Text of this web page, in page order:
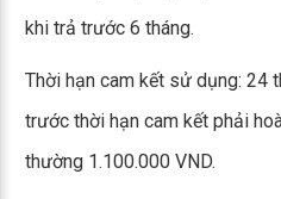
khi trả trước 6 tháng.
Thời hạn cam kết sử dụng: 24
trước thời hạn cam kết phải
thường 1.100.000 VND.